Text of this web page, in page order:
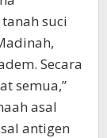
suci
Secara
semua,”
asal
antigen